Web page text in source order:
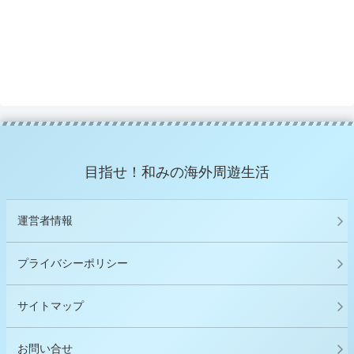
目指せ！和みの海外周遊生活
運営者情報
プライバシーポリシー
サイトマップ
お問い合せ